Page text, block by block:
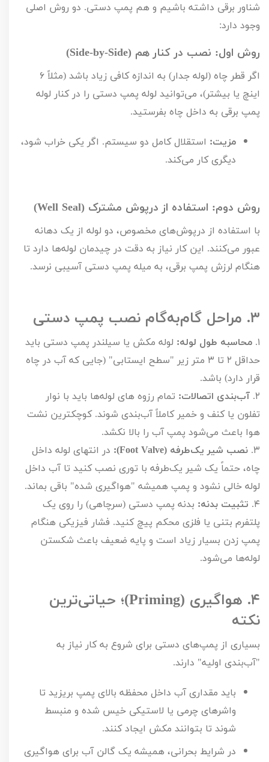
شناور برقی داشته باشیم و هم پمپ دستی. دو روش اصلی
وجود دارد:
روش اول: نصب در کنار هم (Side-by-Side
)
اگر قطر چاه (لوله جدار) به اندازه کافی زیاد باشد (مثلاً ۶
اینچ یا بیشتر)، می‌توانید لوله پمپ دستی را در کنار لوله
پمپ برقی به داخل چاه بفرستید.
مزیت: استقلال کامل دو سیستم. اگر یکی خراب شود،
دیگری کار می‌کند.
روش دوم: استفاده از درپوش مشترک (Well Seal
)
با استفاده از درپوش‌های مخصوص، دو لوله از یک دهانه
عبور می‌کنند. این کار نیاز به دقت در چیدمان لوله‌ها دارد تا
هنگام لرزش پمپ برقی، به میله پمپ دستی آسیبی نرسد.
۳. مراحل گام‌به‌گام نصب پمپ دستی
۱. محاسبه طول لوله: لوله مکش یا سیلندر پمپ دستی باید
حداقل ۲ تا ۳ متر زیر "سطح ایستابی" (جایی که آب در چاه
قرار دارد) باشد.
۲. آب‌بندی اتصالات: تمام رزوه های لوله‌ها باید با نوار
تفلون یا کنف و خمیر کاملاً آب‌بندی شوند. کوچکترین نشت
هوا باعث می‌شود پمپ آب را بالا نکشد.
۳. نصب شیر یک‌طرفه (Foot Valve
): در انتهای لوله داخل
چاه، حتماً یک شیر یک‌طرفه با توری نصب کنید تا آب داخل
لوله خالی نشود و پمپ همیشه "هواگیری شده" باقی بماند.
۴. تثبیت بدنه: بدنه پمپ دستی (سرچاهی) را روی یک
پلتفرم بتنی یا فلزی محکم پیچ کنید. فشار فیزیکی هنگام
پمپ زدن بسیار زیاد است و پایه ضعیف باعث شکستن
لوله‌ها می‌شود.
۴. هواگیری (Priming)؛ حیاتی‌ترین
نکته
بسیاری از پمپ‌های دستی برای شروع به کار نیاز به
"آب‌بندی اولیه" دارند.
باید مقداری آب داخل محفظه بالای پمپ بریزید تا
واشرهای چرمی یا لاستیکی خیس شده و منبسط
شوند تا بتوانند مکش ایجاد کنند.
در شرایط بحرانی، همیشه یک گالن آب برای هواگیری